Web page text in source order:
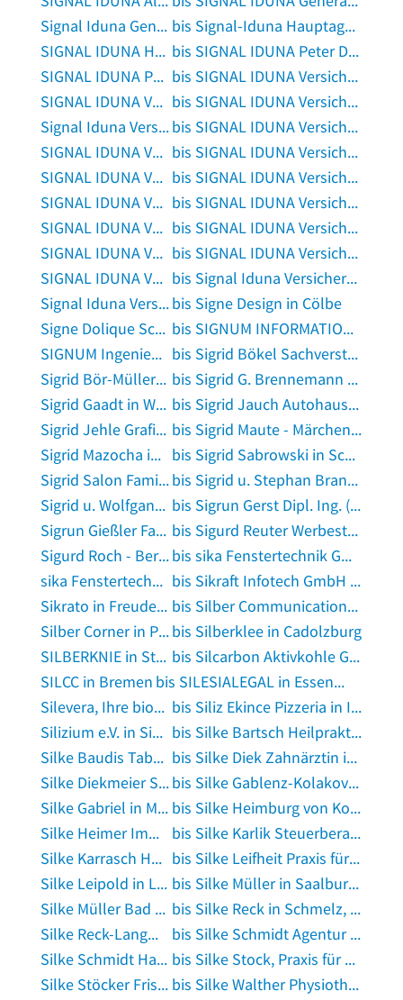
Signal Iduna Generalagentur Bernd Ankele in Ofterdingen
bis Signal-Iduna Hauptagentur Claus-Dieter Jäntsch in Jena
SIGNAL IDUNA Hauptagentur Dominic Butzek in Radebeul
bis SIGNAL IDUNA Peter Deckelmann Versicherungsagentur in Ravensburg, Württemberg
SIGNAL IDUNA Peter Fastl in Augsburg, Bayern
bis SIGNAL IDUNA Versicherung Andre Heppener in Wegberg
SIGNAL IDUNA Versicherung Andre Korinth in Berlin
bis SIGNAL IDUNA Versicherung Christian Steinberg - Versicherungsagentur in Ismaning
Signal Iduna Versicherung Christian Ull in Rosenheim, Oberbayern
bis SIGNAL IDUNA Versicherung Frank Wewel - Versicherungsagentur in Neuss
SIGNAL IDUNA Versicherung Frank Wicha in Berlin
bis SIGNAL IDUNA Versicherung Jennifer Lück in Gersheim
SIGNAL IDUNA Versicherung Jens Bäcker in Saarbrücken
bis SIGNAL IDUNA Versicherung Manfred Terhaag in Nettetal
SIGNAL IDUNA Versicherung Manfred Tiimus in Bruck, Oberbayern
bis SIGNAL IDUNA Versicherung Michel Schropp - Versicherungsagentur in Deggendorf
SIGNAL IDUNA Versicherung Michele Sauerteig - Versicherungsagentur in Dresden
bis SIGNAL IDUNA Versicherung Reinhard Pohlmann - Versicherungsagentur in Hoppegarten, Mark
SIGNAL IDUNA Versicherung Renate Rodriguez Generosa - Versicherungsagentur in Garbsen
bis SIGNAL IDUNA Versicherung Thomas Haas in Walzbachtal
SIGNAL IDUNA Versicherung Thomas Hagenberger - Versicherungsagentur in Karlsfeld bei München
bis Signal Iduna Versicherungen Thomas Groß in Witten
Signal Iduna Versicherungen u. Finanzen Steffen Schiller in Bitterfeld-Wolfenbis Signe Design in Cölbe
Signe Dolique Schmuckatelier Signe Dolique in Pantenburg
bis SIGNUM INFORMATION GmbH in Merseburg
SIGNUM Ingenieurbüro für Umwelt u. Qualität in Haltern am See
bis Sigrid Bökel Sachverständigenbüro in Berlin
Sigrid Bör-Müller Psychotherapeutin in Memmingen
bis Sigrid G. Brennemann - Fachanwaltskanzlei für Arbeits- und Sozialrecht in Hanau
Sigrid Gaadt in Wiehl
bis Sigrid Jauch Autohaus in Epfendorf
Sigrid Jehle Grafikdesign in Reutlingen
bis Sigrid Maute - Märchenfreude in Balingen
Sigrid Mazocha in Bad Neuenahr-Ahrweiler
bis Sigrid Sabrowski in Schönberg, Holstein
Sigrid Salon Family Inh. Wenzel in Nuthe-Urstromtal
bis Sigrid u. Stephan Brandt in Hemer
Sigrid u. Wolfgang Disam Malerfachbetrieb in Bad Saulgau
bis Sigrun Gerst Dipl. Ing. (FH) Freie Architektin in Stuttgart
Sigrun Gießler Fachärztin für Radiologie in Jena
bis Sigurd Reuter Werbestudio in Alzenau in Unterfranken
Sigurd Roch - Berater im Gesundheitswesen in Berlin
bis sika Fenstertechnik GmbH in Gescher
sika Fenstertechnik GmbH in Stadtlohn
bis Sikraft Infotech GmbH in Karlsruhe, Baden
Sikrato in Freudenberg, Westfalen
bis Silber Communications GmbH in Bad Vilbel
Silber Corner in Pommersfeldenbis Silberklee in Cadolzburg
SILBERKNIE in Stuttgart
bis Silcarbon Aktivkohle GmbH in Kirchhundem
SILCC in Bremen
bis SILESIALEGAL in Essen, Ruhr
Silevera, Ihre biodynamische Kraftquelle Kosmetikpraxis für Naturkosmetik in München
bis Siliz Ekince Pizzeria in Ibbenbüren
Silizium e.V. in Sinsheim, Elsenz
bis Silke Bartsch Heilpraktikerin für Psychotherapie. Coaching. Yoga. Hypnose in Potsdam
Silke Baudis Tabakwaren Lotto Zeitschriften in Northeim
bis Silke Diek Zahnärztin in Haren, Ems
Silke Diekmeier Steuerberaterin in Blomberg, Lippe
bis Silke Gablenz-Kolakovic in Jena
Silke Gabriel in München
bis Silke Heimburg von Kosmetik in Elmshorn
Silke Heimer Immobilien in Bremen
bis Silke Karlik Steuerberaterin in Wiesbaden
Silke Karrasch Heilpraktikerin Osteopathin Im Dienste der Gesundheit Osteopathie in Rüsselsheim
bis Silke Leifheit Praxis für Psychotherapie in Lauterbach, Hessen
Silke Leipold in Lauscha
bis Silke Müller in Saalburg-Ebersdorf
Silke Müller Bad Sachsa Tafel E.V. in Bad Sachsa
bis Silke Reck in Schmelz, Saar
Silke Reck-Langwald Presserefenz Eventfloristik in Lindwedel
bis Silke Schmidt Agentur für Pressekommunikation in Uchte
Silke Schmidt Hausverwaltungen in Kämpfelbach
bis Silke Stock, Praxis für Physiotherapie und Osteopathie in Stolberg, Rheinland
Silke Stöcker Friseur in Werdohl
bis Silke Walther Physiotherapiepraxis in Glauchau